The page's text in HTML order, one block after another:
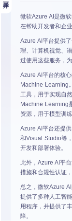
微软Azure AI是微
在帮助开发者和企
Azure AI平台提供
理、计算机视觉、
过使用这些服务，
Azure AI平台的核
Machine Learning
工具，用于实现自
Machine Learning
资源，用于模型训
Azure AI平台还提
和Visual Studio等
开发和部署体验。
此外，Azure AI平
措施和合规性认证
总之，微软Azure
提供了多种人工智
用程序，并提供了
障。